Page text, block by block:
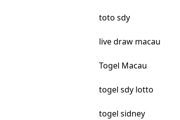
toto sdy
live draw macau
Togel Macau
togel sdy lotto
togel sidney